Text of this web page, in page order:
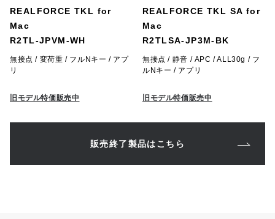
REALFORCE TKL for
Mac
R2TL-JPVM-WH
無接点 / 変荷重 / フルNキー / アプ
リ
旧モデル特価販売中
REALFORCE TKL SA for
Mac
R2TLSA-JP3M-BK
無接点 / 静音 / APC / ALL30g / フ
ルNキー / アプリ
旧モデル特価販売中
販売終了製品はこちら